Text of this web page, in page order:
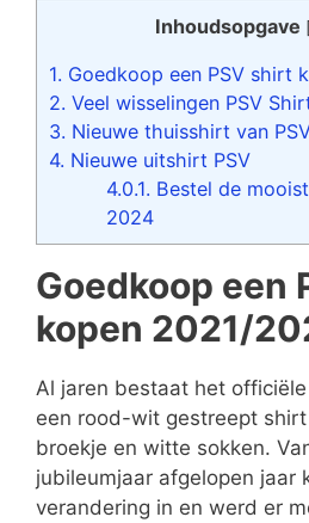
Inhoudsopgave
1. Goedkoop een PSV shirt
2. Veel wisselingen PSV
3. Nieuwe thuisshirt van
4. Nieuwe uitshirt PSV
4.0.1. Bestel de
2024
Goedkoop een
kopen 2021/
Al jaren bestaat het
een rood-wit gestreept
broekje en witte sokken.
jubileumjaar afgelopen jaar
verandering in en werd er